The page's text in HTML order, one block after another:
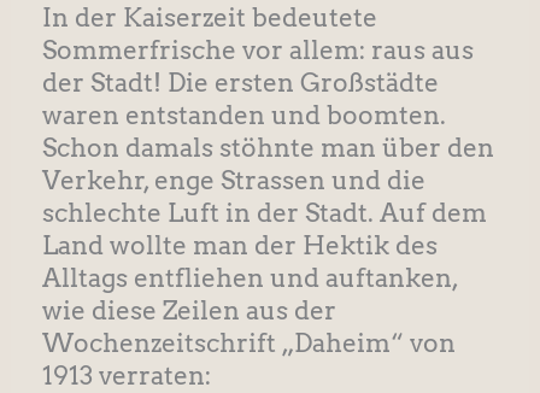
In der Kaiserzeit bedeutete
Sommerfrische vor allem: raus aus
der Stadt! Die ersten Großstädte
waren entstanden und boomten.
Schon damals stöhnte man über den
Verkehr, enge Strassen und die
schlechte Luft in der Stadt. Auf dem
Land wollte man der Hektik des
Alltags entfliehen und auftanken,
wie diese Zeilen aus der
Wochenzeitschrift „Daheim“ von
1913 verraten: